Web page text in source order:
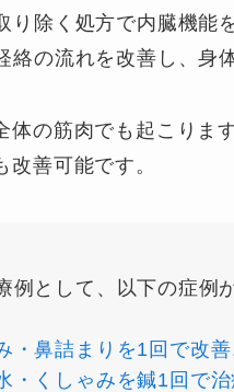
除く処方で内臓機能
の流れを改善し、身
体の筋肉でも起こりま
善可能です。
例として、以下の症例
・鼻詰まりを1回で改
・くしゃみを鍼1回で治